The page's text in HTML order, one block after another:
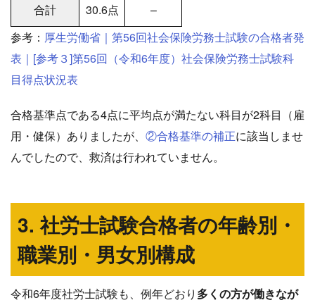
合計 30.6点
–
参考： 厚生労働省｜第56回社会保険労務士試験の合格者発
表｜[参考３]第56回（令和6年度）社会保険労務士試験科
目得点状況表
合格基準点である4点に平均点が満たない科目が2科目（雇
用・健保）ありましたが、 ②合格基準の補正に該当しませ
んでしたので、救済は行われていません。
3. 社労士試験合格者の年齢別・
職業別・男女別構成
令和6年度社労士試験も、例年どおり 多くの方が働きなが